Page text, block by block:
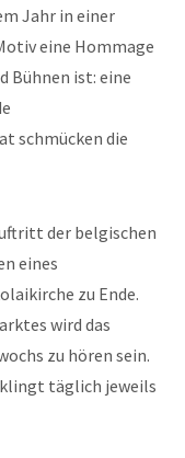
Jahr in einer
eine Hommage
Bühnen ist: eine
schmücken die
der belgischen
eines
zu Ende.
wird das
zu hören sein.
täglich jeweils